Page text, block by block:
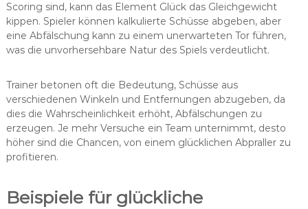
Scoring sind, kann das Element Glück das Gleichgewicht
kippen. Spieler können kalkulierte Schüsse abgeben, aber
eine Abfälschung kann zu einem unerwarteten Tor führen,
was die unvorhersehbare Natur des Spiels verdeutlicht.
Trainer betonen oft die Bedeutung, Schüsse aus
verschiedenen Winkeln und Entfernungen abzugeben, da
dies die Wahrscheinlichkeit erhöht, Abfälschungen zu
erzeugen. Je mehr Versuche ein Team unternimmt, desto
höher sind die Chancen, von einem glücklichen Abpraller zu
profitieren.
Beispiele für glückliche